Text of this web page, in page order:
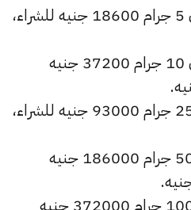
أسعار الذهب عيار 21 وزن 5 جرام 18600 جنيه للشراء،
أسعار الذهب عيار 21 وزن 10 جرام 37200 جنيه
سعر الذهب عيار 21 وزن 25 جرام 93000 جنيه للشراء،
سعر الذهب عيار 21 وزن 50 جرام 186000 جنيه
سعر الذهب عيار 21 وزن 100 جرام 372000 جنيه